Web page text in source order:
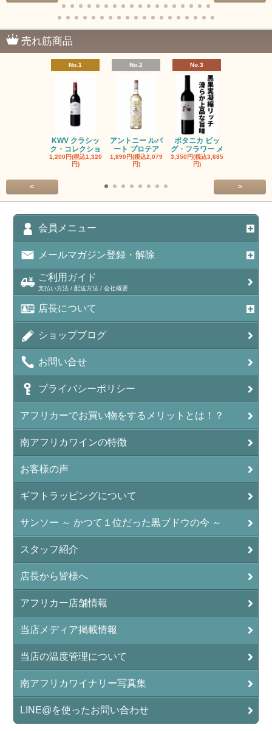
売れ筋商品
No.1
KWV クラシッ
ク・コレクショ
1,200円(税込1,320
円)
No.2
アントニー ルパ
ート プロテア
1,890円(税込2,079
円)
No.3
ボタニカ ビッ
グ・フラワー メ
3,350円(税込3,685
円)
< >
会員メニュー
メールマガジン登録・解除
ご利用ガイド
支払い方法 / 配送方法 / 会社概要
店長について
ショップブログ
お問い合せ
プライバシーポリシー
アフリカーでお買い物をするメリットとは！？
南アフリカワインの特徴
お客様の声
ギフトラッピングについて
サンソー ～ かつて１位だった黒ブドウの今 ～
スタッフ紹介
店長から皆様へ
アフリカー店舗情報
当店メディア掲載情報
当店の温度管理について
南アフリカワイナリー写真集
LINE@を使ったお問い合わせ